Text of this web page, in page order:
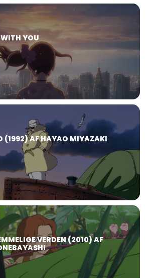
YOU
(1992) AF HAYAO MIYAZAKI
VERDEN (2010) AF